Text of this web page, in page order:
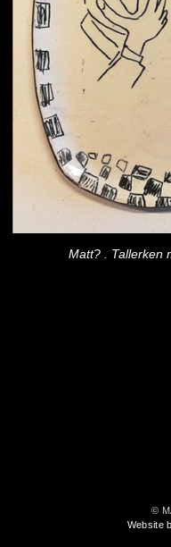
Matt? . Tallerken
©
Website